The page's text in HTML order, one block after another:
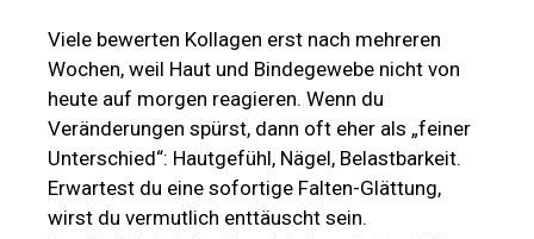
Viele bewerten Kollagen erst nach mehreren
Wochen, weil Haut und Bindegewebe nicht von
heute auf morgen reagieren. Wenn du
Veränderungen spürst, dann oft eher als „feiner
Unterschied“: Hautgefühl, Nägel, Belastbarkeit.
Erwartest du eine sofortige Falten-Glättung,
wirst du vermutlich enttäuscht sein.